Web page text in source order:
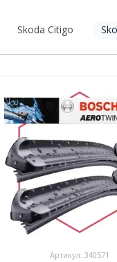
Skoda Citigo
Артикул: 340571